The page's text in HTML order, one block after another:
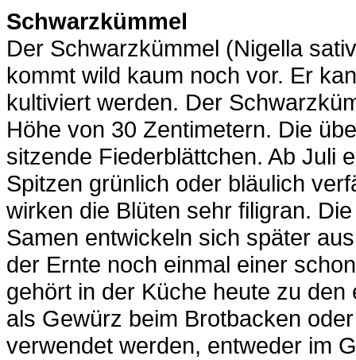
Schwarzkümmel
Der Schwarzkümmel (Nigella
kommt wild kaum noch vor. Er
kultiviert werden. Der
Höhe von 30 Zentimetern. Die
sitzende Fiederblättchen. Ab Juli
Spitzen grünlich oder bläulich
wirken die Blüten sehr filigran.
Samen entwickeln sich später
der Ernte noch einmal einer
gehört in der Küche heute zu
als Gewürz beim Brotbacken
verwendet werden, entweder im